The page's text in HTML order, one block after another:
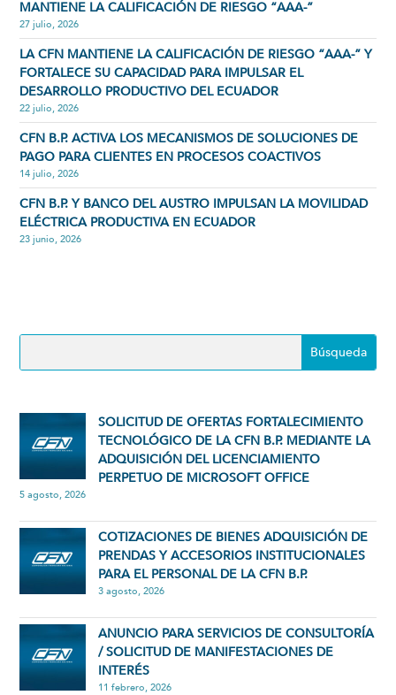
MANTIENE LA CALIFICACIÓN DE RIESGO “AAA-”
27 julio, 2026
LA CFN MANTIENE LA CALIFICACIÓN DE RIESGO “AAA-” Y
FORTALECE SU CAPACIDAD PARA IMPULSAR EL
DESARROLLO PRODUCTIVO DEL ECUADOR
22 julio, 2026
CFN B.P. ACTIVA LOS MECANISMOS DE SOLUCIONES DE
PAGO PARA CLIENTES EN PROCESOS COACTIVOS
14 julio, 2026
CFN B.P. Y BANCO DEL AUSTRO IMPULSAN LA MOVILIDAD
ELÉCTRICA PRODUCTIVA EN ECUADOR
23 junio, 2026
SOLICITUD DE OFERTAS FORTALECIMIENTO
TECNOLÓGICO DE LA CFN B.P. MEDIANTE LA
ADQUISICIÓN DEL LICENCIAMIENTO
PERPETUO DE MICROSOFT OFFICE
5 agosto, 2026
COTIZACIONES DE BIENES ADQUISICIÓN DE
PRENDAS Y ACCESORIOS INSTITUCIONALES
PARA EL PERSONAL DE LA CFN B.P.
3 agosto, 2026
ANUNCIO PARA SERVICIOS DE CONSULTORÍA
/ SOLICITUD DE MANIFESTACIONES DE
INTERÉS
11 febrero, 2026